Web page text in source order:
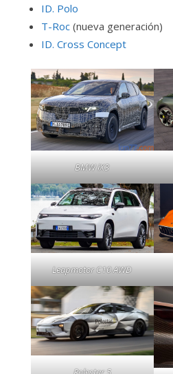
ID. Polo
T-Roc(nueva generación)
ID. Cross Concept
BMW iX3
Leapmotor C10 AWD